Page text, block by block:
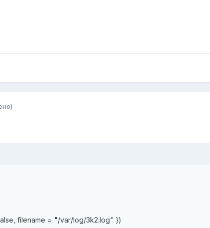
filename = "/var/log/3k2.log" })